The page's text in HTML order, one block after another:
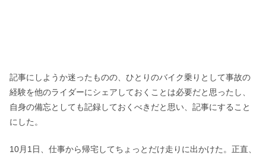
記事にしようか迷ったものの、ひとりのバイク乗りとして事故の
経験を他のライダーにシェアしておくことは必要だと思ったし、
自身の備忘としても記録しておくべきだと思い、記事にすること
にした。
10月1日、仕事から帰宅してちょっとだけ走りに出かけた。正直、